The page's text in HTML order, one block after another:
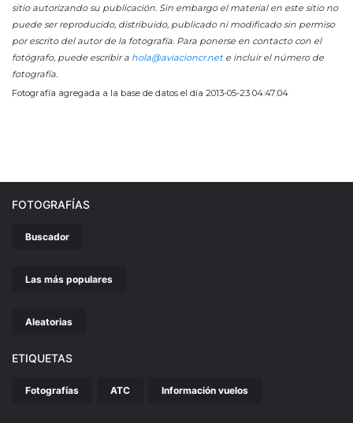
sitio autorizando su publicación. Sin embargo el material en este sitio no
puede ser reproducido, distribuido, publicado ni modificado sin permiso
por escrito del autor de la fotografía. Para ponerse en contacto con el
fotógrafo, puede escribir a hola@aviacioncr.nete incluir el número de
fotografía.
Fotografía agregada a la base de datos el día 2013-05-23 04:47:04
FOTOGRAFÍAS
Buscador
Las más populares
Aleatorias
ETIQUETAS
Fotografías ATC Información vuelos